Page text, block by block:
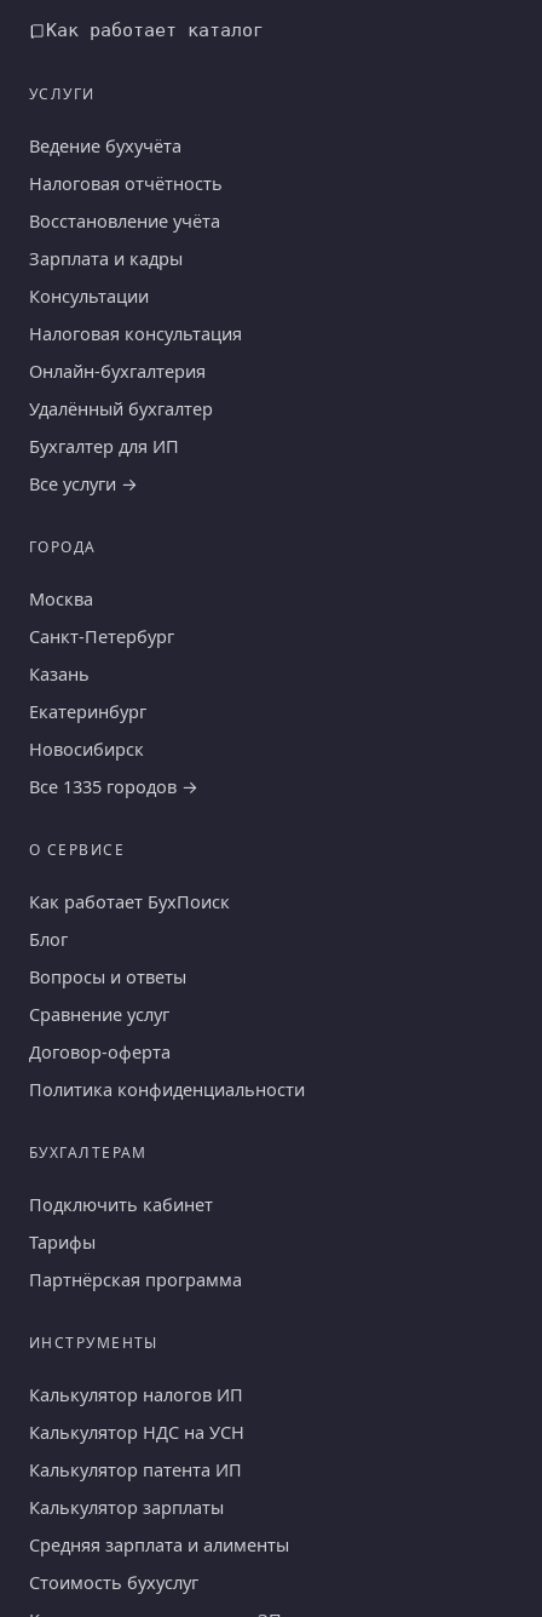
Как работает каталог
УСЛУГИ
Ведение бухучёта
Налоговая отчётность
Восстановление учёта
Зарплата и кадры
Консультации
Налоговая консультация
Онлайн-бухгалтерия
Удалённый бухгалтер
Бухгалтер для ИП
Все услуги →
ГОРОДА
Москва
Санкт-Петербург
Казань
Екатеринбург
Новосибирск
Все 1335 городов →
О СЕРВИСЕ
Как работает БухПоиск
Блог
Вопросы и ответы
Сравнение услуг
Договор-оферта
Политика конфиденциальности
БУХГАЛТЕРАМ
Подключить кабинет
Тарифы
Партнёрская программа
ИНСТРУМЕНТЫ
Калькулятор налогов ИП
Калькулятор НДС на УСН
Калькулятор патента ИП
Калькулятор зарплаты
Средняя зарплата и алименты
Стоимость бухуслуг